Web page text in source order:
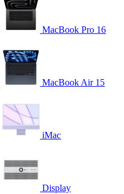
MacBook Pro 16
MacBook Air 15
iMac
Display